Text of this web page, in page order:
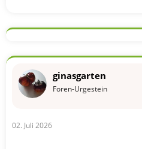
ginasgarten
Foren-Urgestein
02. Juli 2026